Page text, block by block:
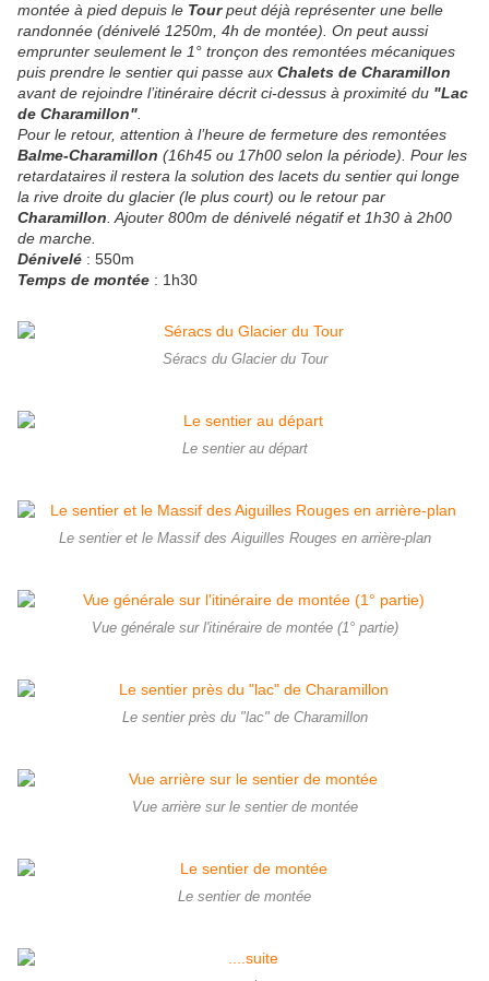
montée à pied depuis le Tourpeut déjà représenter une belle
randonnée (dénivelé 1250m, 4h de montée). On peut aussi
emprunter seulement le 1° tronçon des remontées mécaniques
puis prendre le sentier qui passe aux Chalets de Charamillon
avant de rejoindre l’itinéraire décrit ci-dessus à proximité du "Lac
de Charamillon"
Pour le retour, attention à l’heure de fermeture des remontées
Balme-Charamillon (16h45 ou 17h00 selon la période). Pour les
retardataires il restera la solution des lacets du sentier qui longe
la rive droite du glacier (le plus court) ou le retour par
Charamillon . Ajouter 800m de dénivelé négatif et 1h30 à 2h00
de marche.
Dénivelé : 550m
Temps de montée : 1h30
Séracs du Glacier du Tour
Le sentier au départ
Le sentier et le Massif des Aiguilles Rouges en arrière-plan
Vue générale sur l'itinéraire de montée (1° partie)
Le sentier près du "lac" de Charamillon
Vue arrière sur le sentier de montée
Le sentier de montée